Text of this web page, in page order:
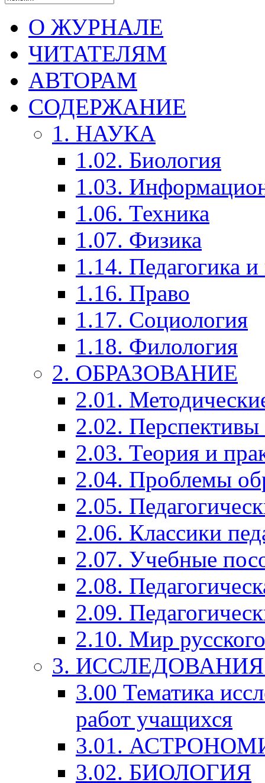
О ЖУРНАЛЕ
ЧИТАТЕЛЯМ
АВТОРАМ
СОДЕРЖАНИЕ
1. НАУКА
1.02. Биология
1.03.
1.06. Техника
1.07. Физика
1.14. Педагогика
1.16. Право
1.17. Социология
1.18. Филология
2. ОБРАЗОВАНИЕ
2.01.
2.02. Перспективы
2.03. Теория и
2.04. Проблемы
2.05.
2.06. Классики
2.07. Учебные
2.08.
2.09.
2.10. Мир
3.
3.00 Тематика
работ учащихся
3.01.
3.02. БИОЛОГИЯ